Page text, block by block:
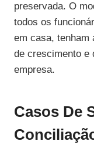
preservada. O
todos os
em casa, tenham
de crescimento e
empresa.
Casos De